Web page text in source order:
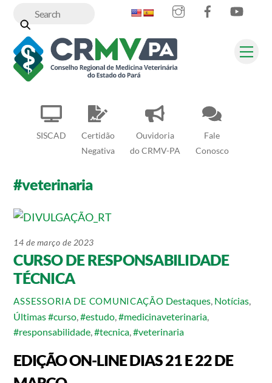
content
SISCAD
Certidão
Negativa
Ouvidoria
do CRMV-PA
Fale
Conosco
InstagramFacebook
#veterinaria
14 de março de 2023
CURSO DE RESPONSABILIDADE
TÉCNICA
ASSESSORIA DE COMUNICAÇÃO Destaques, Notícias,
Últimas#curso,#estudo,#medicinaveterinaria,
#responsabilidade,#tecnica,#veterinaria
EDIÇÃO ON-LINE DIAS 21 E 22 DE